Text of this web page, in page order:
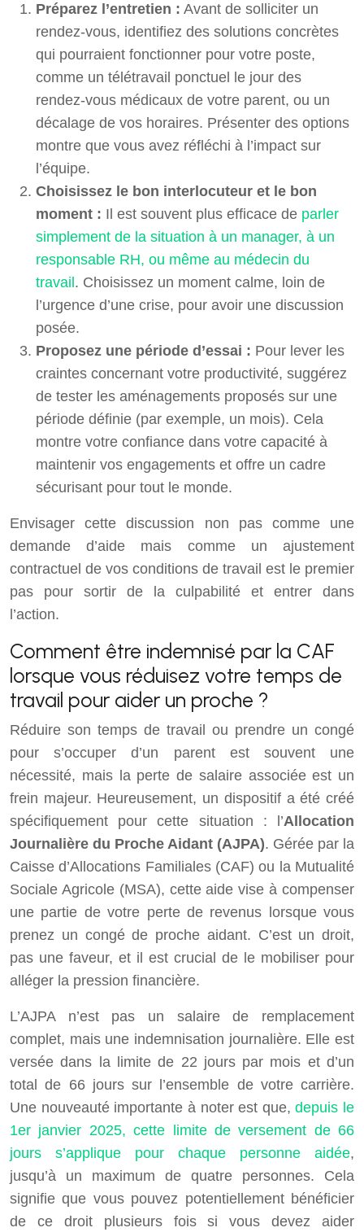
Préparez l’entretien : Avant de solliciter un
rendez-vous, identifiez des solutions concrètes
qui pourraient fonctionner pour votre poste,
comme un télétravail ponctuel le jour des
rendez-vous médicaux de votre parent, ou un
décalage de vos horaires. Présenter des options
montre que vous avez réfléchi à l’impact sur
l’équipe.
Choisissez le bon interlocuteur et le bon
moment : Il est souvent plus efficace de parler
simplement de la situation à un manager, à un
responsable RH, ou même au médecin du
travail . Choisissez un moment calme, loin de
l’urgence d’une crise, pour avoir une discussion
posée.
Proposez une période d’essai : Pour lever les
craintes concernant votre productivité, suggérez
de tester les aménagements proposés sur une
période définie (par exemple, un mois). Cela
montre votre confiance dans votre capacité à
maintenir vos engagements et offre un cadre
sécurisant pour tout le monde.
Envisager cette discussion non pas comme une
demande d’aide mais comme un ajustement
contractuel de vos conditions de travail est le premier
pas pour sortir de la culpabilité et entrer dans
l’action.
Comment être indemnisé par la CAF
lorsque vous réduisez votre temps de
travail pour aider un proche ?
Réduire son temps de travail ou prendre un congé
pour s’occuper d’un parent est souvent une
nécessité, mais la perte de salaire associée est un
frein majeur. Heureusement, un dispositif a été créé
spécifiquement pour cette situation : l’Allocation
Journalière du Proche Aidant (AJPA). Gérée par la
Caisse d’Allocations Familiales (CAF) ou la Mutualité
Sociale Agricole (MSA), cette aide vise à compenser
une partie de votre perte de revenus lorsque vous
prenez un congé de proche aidant. C’est un droit,
pas une faveur, et il est crucial de le mobiliser pour
alléger la pression financière.
L’AJPA n’est pas un salaire de remplacement
complet, mais une indemnisation journalière. Elle est
versée dans la limite de 22 jours par mois et d’un
total de 66 jours sur l’ensemble de votre carrière.
Une nouveauté importante à noter est que,depuis le
1er janvier 2025, cette limite de versement de 66
jours s’applique pour chaque personne aidée,
jusqu’à un maximum de quatre personnes. Cela
signifie que vous pouvez potentiellement bénéficier
de ce droit plusieurs fois si vous devez aider